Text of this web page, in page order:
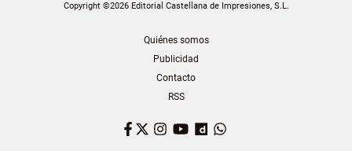
Copyright ©2026 Editorial Castellana de Impresiones, S.L.
Quiénes somos
Publicidad
Contacto
RSS
Facebook
TwitterInstagram
YouTubeDailymotion